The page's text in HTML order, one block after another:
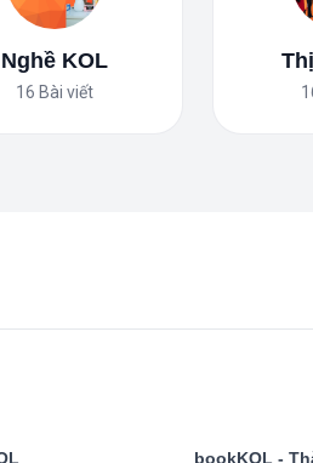
Nghề KOL
16 Bài viết
bookKOL -